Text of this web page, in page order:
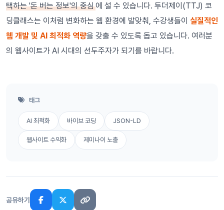
택하는 '돈 버는 정보'의 중심에 설 수 있습니다. 투더제이(TTJ) 코
딩클래스는 이처럼 변화하는 웹 환경에 발맞춰, 수강생들이 실질적인
웹 개발 및 AI 최적화 역량을 갖출 수 있도록 돕고 있습니다. 여러분
의 웹사이트가 AI 시대의 선두주자가 되기를 바랍니다.
태그
AI 최적화 바이브 코딩 JSON-LD
웹사이트 수익화 제미나이 노출
공유하기